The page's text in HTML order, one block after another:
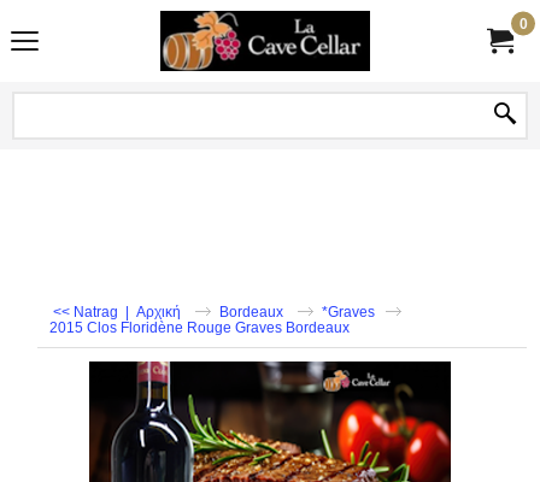
0
<< Natrag | Αρχική Bordeaux
*Graves
2015 Clos Floridène Rouge Graves Bordeaux